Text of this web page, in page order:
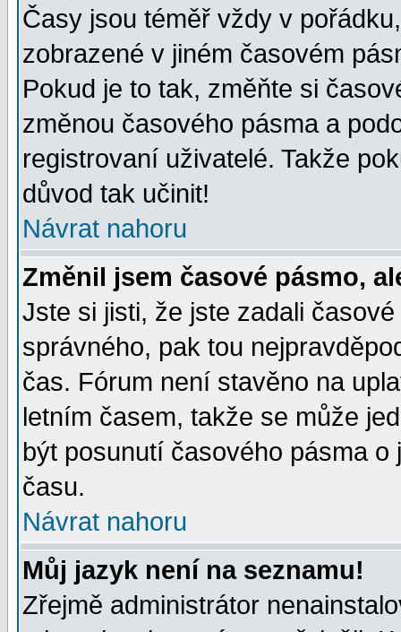
Časy jsou téměř vždy v
zobrazené v jiném časovém
Pokud je to tak, změňte si
změnou časového pásma a
registrovaní uživatelé. Takže
důvod tak učinit!
Návrat nahoru
Změnil jsem časové pásmo,
Jste si jisti, že jste zadali
správného, pak tou
čas. Fórum není stavěno na
letním časem, takže se může
být posunutí časového pásma
času.
Návrat nahoru
Můj jazyk není na seznamu!
Zřejmě administrátor